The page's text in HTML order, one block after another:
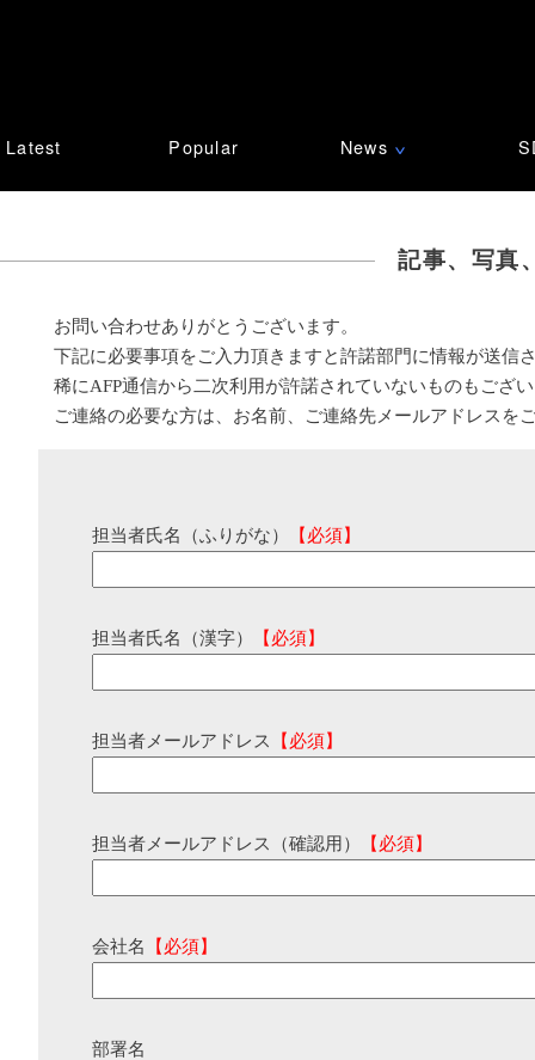
Latest Popular News ∨
記事、写真
お問い合わせありがとうございます。
下記に必要事項をご入力頂きますと許諾部門に情報が送信
稀にAFP通信から二次利用が許諾されていないものもござ
ご連絡の必要な方は、お名前、ご連絡先メールアドレスを
担当者氏名（ふりがな） 【必須】
担当者氏名（漢字） 【必須】
担当者メールアドレス 【必須】
担当者メールアドレス（確認用） 【必須】
会社名 【必須】
部署名